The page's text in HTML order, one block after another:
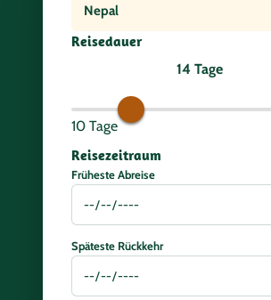
Nepal
Reisedauer
14 Tage
10 Tage
Reisezeitraum
Früheste Abreise
Späteste Rückkehr